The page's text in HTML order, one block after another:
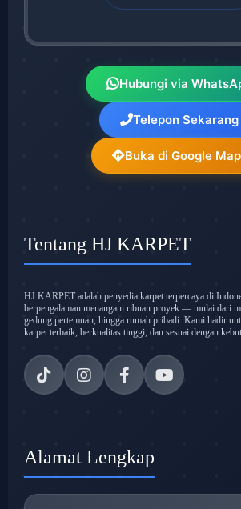
Hubungi via
Telepon Sekarang
Buka di Google
Tentang HJ KARPET
HJ KARPET adalah penyedia karpet terpercaya di
berpengalaman menangani ribuan proyek — mulai dari
gedung pertemuan, hingga rumah pribadi. Kami hadir
karpet terbaik, berkualitas tinggi, dan sesuai dengan
Alamat Lengkap